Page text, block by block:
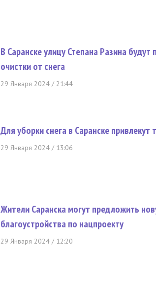
В Саранске улицу Степана Разина
очистки от снега
29 Января 2024 / 21:44
Для уборки снега в Саранске
29 Января 2024 / 13:06
Жители Саранска могут предложить
благоустройства по нацпроекту
29 Января 2024 / 12:20